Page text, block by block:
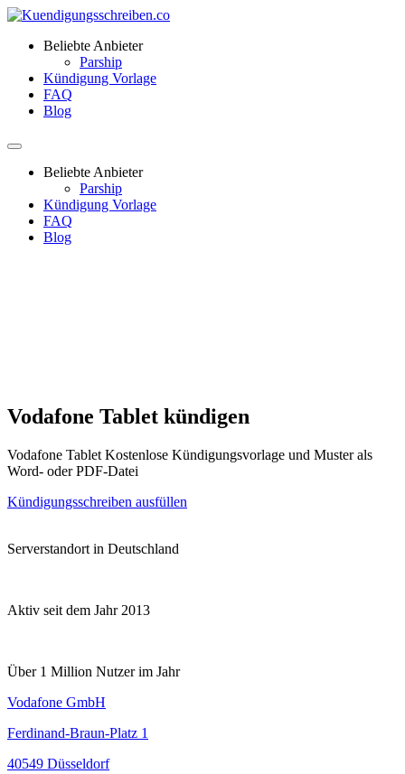
Beliebte Anbieter
Parship
Kündigung Vorlage
FAQ
Blog
Beliebte Anbieter
Parship
Kündigung Vorlage
FAQ
Blog
Vodafone Tablet kündigen
Vodafone Tablet Kostenlose Kündigungsvorlage und Muster als
Word- oder PDF-Datei
Kündigungsschreiben ausfüllen
Serverstandort in Deutschland
Aktiv seit dem Jahr 2013
Über 1 Million Nutzer im Jahr
Vodafone GmbH
Ferdinand-Braun-Platz 1
40549 Düsseldorf